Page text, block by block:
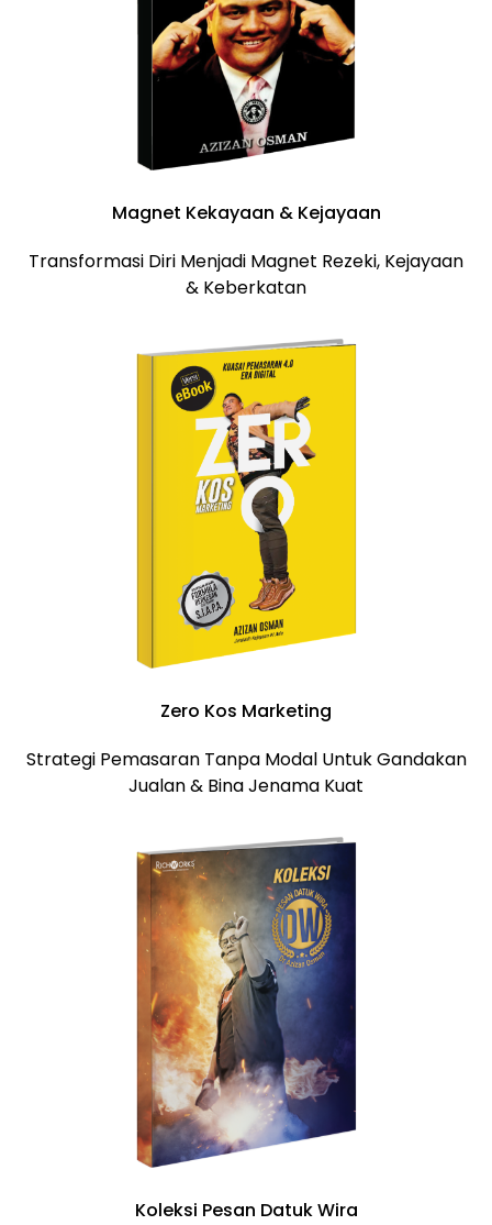
Magnet Kekayaan & Kejayaan
Transformasi Diri Menjadi Magnet Rezeki, Kejayaan
& Keberkatan
Zero Kos Marketing
Strategi Pemasaran Tanpa Modal Untuk Gandakan
Jualan & Bina Jenama Kuat
Koleksi Pesan Datuk Wira